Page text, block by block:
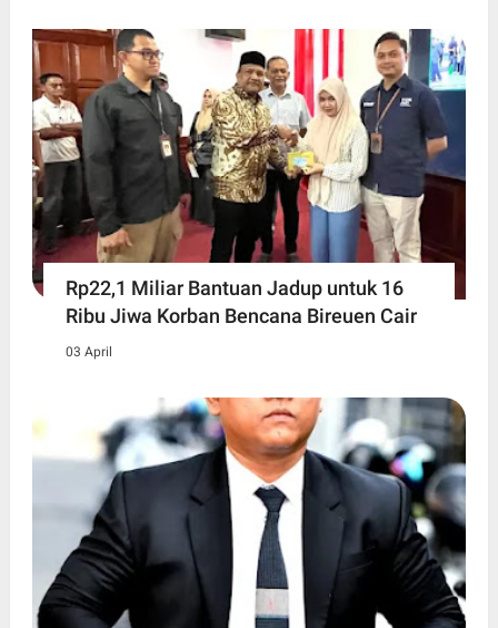
Rp22,1 Miliar Bantuan Jadup untuk 16
Ribu Jiwa Korban Bencana Bireuen Cair
03 April